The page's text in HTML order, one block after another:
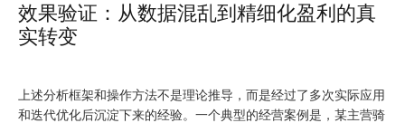
效果验证：从数据混乱到精细化盈利的真
实转变
上述分析框架和操作方法不是理论推导，而是经过了多次实际应用
和迭代优化后沉淀下来的经验。一个典型的经营案例是，某主营骑